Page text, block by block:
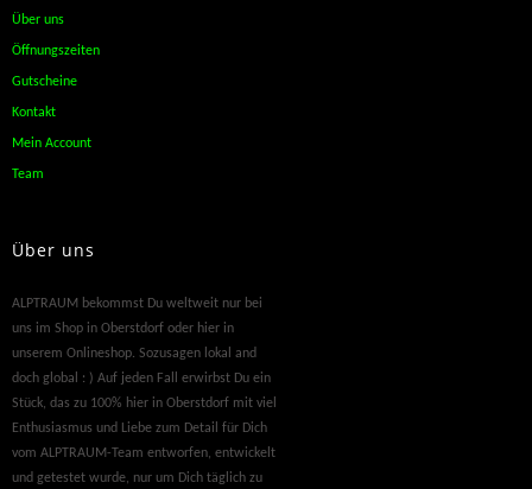
Über uns
Öffnungszeiten
Gutscheine
Kontakt
Mein Account
Team
Über uns
ALPTRAUM bekommst Du weltweit nur bei
uns im Shop in Oberstdorf oder hier in
unserem Onlineshop. Sozusagen lokal and
doch global : ) Auf jeden Fall erwirbst Du ein
Stück, das zu 100% hier in Oberstdorf mit viel
Enthusiasmus und Liebe zum Detail für Dich
vom ALPTRAUM-Team entworfen, entwickelt
und getestet wurde, nur um Dich täglich zu